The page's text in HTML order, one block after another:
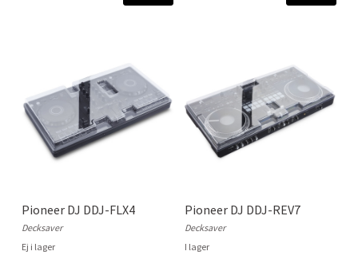
Pioneer DJ DDJ-FLX4
Decksaver
Ej i lager
Pioneer DJ DDJ-REV7
Decksaver
I lager